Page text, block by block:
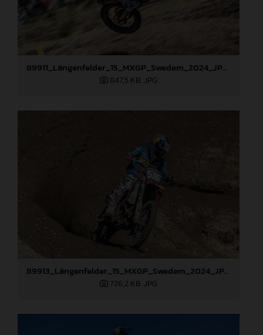
89911_Längenfelder_15_MXGP_Swedem_2024_JPA_22A7874
847,5 KB .JPG
89913_Längenfelder_15_MXGP_Swedem_2024_JPA_22A8982
726,2 KB .JPG